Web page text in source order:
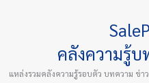
คลังความรู้บ
แหล่งรวมคลังความรู้รอบตัว บทความ ข่า